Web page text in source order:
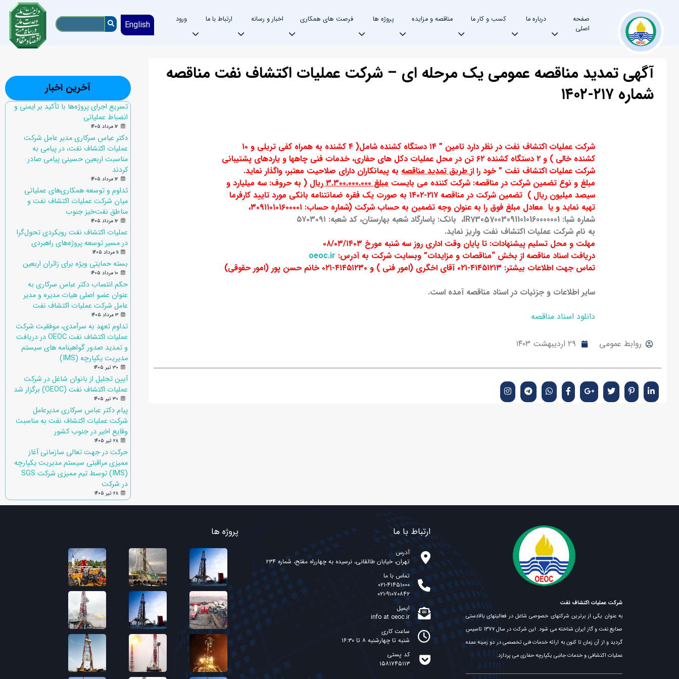
صفحه
اصلی
درباره ما کسب و کار ما مناقصه و مزایده پروژه ها فرصت های همکاری اخبار و رسانه ارتباط با ما ورود English
آگهی تمدید مناقصه عمومی یک مرحله ای – شرکت عملیات اکتشاف نفت مناقصه
شماره ۲۱۷-۱۴۰۲
شرکت عملیات اکتشاف نفت در نظر دارد تامین ” ۱۴ دستگاه کشنده شامل( ۴ کشنده به همراه کفی تریلی و ۱۰
کشنده خالی ) و ۲ دستگاه کشنده ۶۲ تن در محل عملیات دکل های حفاری، خدمات فنی چاهها و یاردهای پشتیبانی
شرکت عملیات اکتشاف نفت ” خود رااز طریق تمدید مناقصهبه پیمانکاران دارای صلاحیت معتبر، واگذار نماید.
مبلغ و نوع تضمین شرکت در مناقصه: شركت كننده مي بايستمبلغ ۳.۳۰۰.۰۰۰.۰۰۰ ریال
( به حروف: سه میلیارد و
سیصد میلیون ریال ) تضمین شرکت در مناقصه ۲۱۷-۱۴۰۲ به صورت یک فقره ضمانتنامه بانکی مورد تایید کارفرما
تهیه نماید و یا معادل مبلغ فوق را به عنوان وجه تضمین به حساب شرکت (شماره حساب: ۳۰۹۱۱۰۱۰۱۶۰۰۰۰۱،
شماره شبا: IR730570030911010160000001، بانک: پاسارگاد شعبه بهارستان، کد شعبه: ۵۷۰۳۰۹۱
به نام شرکت عملیات اکتشاف نفت واریز نماید.
مهلت و محل تسلیم پیشنهادات: تا پایان وقت اداری روز سه شنبه مورخ ۰۸/۰۳/۱۴۰۳
دریافت اسناد مناقصه از بخش “مناقصات و مزایدات” وبسایت شرکت به آدرس: oeoc.ir
تماس جهت اطلاعات بیشتر: ۴۱۴۵۱۲۱۳-۰۲۱ آقای اخگری (امور فنی ) و ۴۱۴۵۱۲۳۰-۰۲۱ خانم حسن پور (امور حقوقی)
سایر اطلاعات و جزئیات در اسناد مناقصه آمده است.
دانلود اسناد مناقصه
روابط عمومی ۲۹ اردیبهشت ۱۴۰۳
آخرین اخبار
تسریع اجرای پروژه‌ها با تأکید بر ایمنی و
انضباط عملیاتی
۱۲ مرداد ۱۴۰۵
دکتر عباس سرکاری مدیر عامل شرکت
عملیات اکتشاف نفت، در پیامی به
مناسبت اربعین حسینی پیامی صادر
کردند
۱۲ مرداد ۱۴۰۵
تداوم و توسعه همکاری‌های عملیاتی
میان شرکت عملیات اکتشاف نفت و
مناطق نفت‌خیز جنوب
۱۲ مرداد ۱۴۰۵
عملیات اکتشاف نفت رویکردی تحول‌گرا
در مسیر توسعه پروژه‌های راهبردی
۱۱ مرداد ۱۴۰۵
بسته حمایتی ویژه برای زائران اربعین
۱۰ مرداد ۱۴۰۵
حکم انتصاب دکتر عباس سرکاری به
عنوان عضو اصلی هیات مدیره و مدیر
عامل شرکت عملیات اکتشاف نفت
۳ مرداد ۱۴۰۵
تداوم تعهد به سرآمدی، موفقیت شرکت
عملیات اکتشاف نفت OEOC در دریافت
و تمدید صدور گواهینامه های سیستم
مدیریت یکپارچه (IMS)
۳۰ تیر ۱۴۰۵
آیین تجلیل از بانوان شاغل در شرکت
عملیات اکتشاف نفت (OEOC) برگزار شد
۳۰ تیر ۱۴۰۵
پیام دکتر عباس سرکاری مدیرعامل
شرکت عملیات اکتشاف نفت به مناسبت
وقایع اخیر در جنوب کشور
۲۸ تیر ۱۴۰۵
حرکت در جهت تعالی سازمانی آغاز
ممیزی مراقبتی سیستم مدیریت یکپارچه
(IMS) توسط تیم ممیزی شرکت SGS
در شرکت
۲۸ تیر ۱۴۰۵
شرکت عملیات اکتشاف نفت
به عنوان یکی از برترین شرکتهای خصوصی شاغل در فعالیتهای بالادستی
صنایع نفت و گاز ایران شناخته می شود. این شرکت در سال ۱۳۷۷ تاسیس
گردید و از آن زمان تا کنون به ارائه خدمات فنی تخصصی در دو زمینه عمده
عملیات اکتشافی و خدمات جانبی یکپارچه حفاری می پردازد.
ارتباط با ما
آدرس
تهران، خیابان طالقانی، نرسیده به چهارراه مفتح، شماره ۲۳۴
تماس با ما
۰۲۱-۴۱۴۵۱۰۰۰
۰۲۱-۹۱۰۷۰۸۴۲
ایمیل
info at oeoc.ir
ساعت کاری
شنبه تا چهارشنبه ۸ تا ۱۶:۳۰
کد پستی
۱۵۸۱۷۴۵۱۱۳
پروژه ها